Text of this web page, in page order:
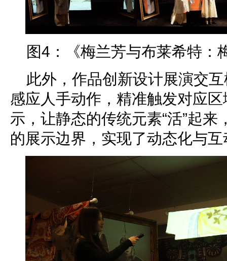
图4：《梅兰芳与布莱希特：
此外，作品创新设计展演交
感应人手动作，精准触发对应
示，让静态的传统元素“活”起
的展示边界，实现了动态化与